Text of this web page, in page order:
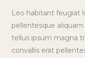
Leo habitant feugiat
pellentesque
tellus ipsum magna
convallis erat